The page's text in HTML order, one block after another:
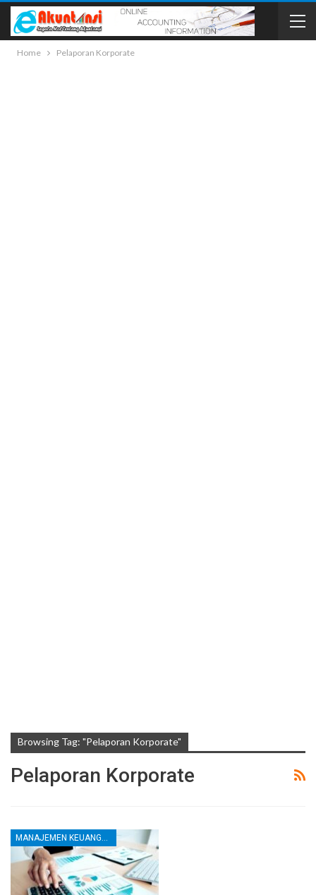
Home Pelaporan Korporate
Browsing Tag: "Pelaporan Korporate"
Pelaporan Korporate